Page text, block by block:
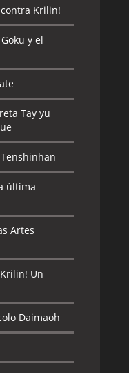
Krilin!
y el
Tay yu
última
Artes
Un
Daimaoh